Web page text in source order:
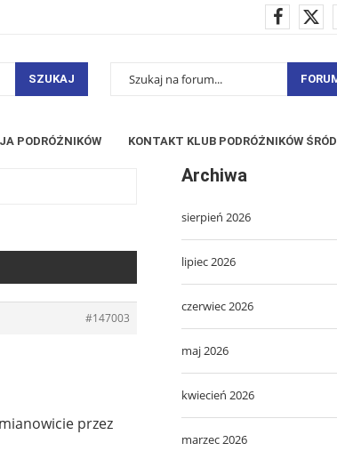
SZUKAJ
PODRÓŻNIKÓW KONTAKT KLUB PODRÓŻNIKÓW
#147003
przez
Archiwa
sierpień 2026
lipiec 2026
czerwiec 2026
maj 2026
kwiecień 2026
marzec 2026